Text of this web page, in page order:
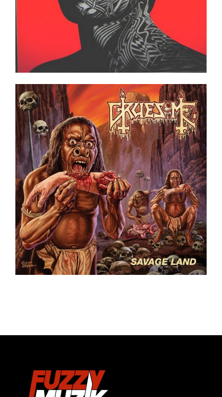
Gruesome ‎– Savage Land LP _ Ltd. Ed. _ Green
Swamp
Ajouter au panier Détails